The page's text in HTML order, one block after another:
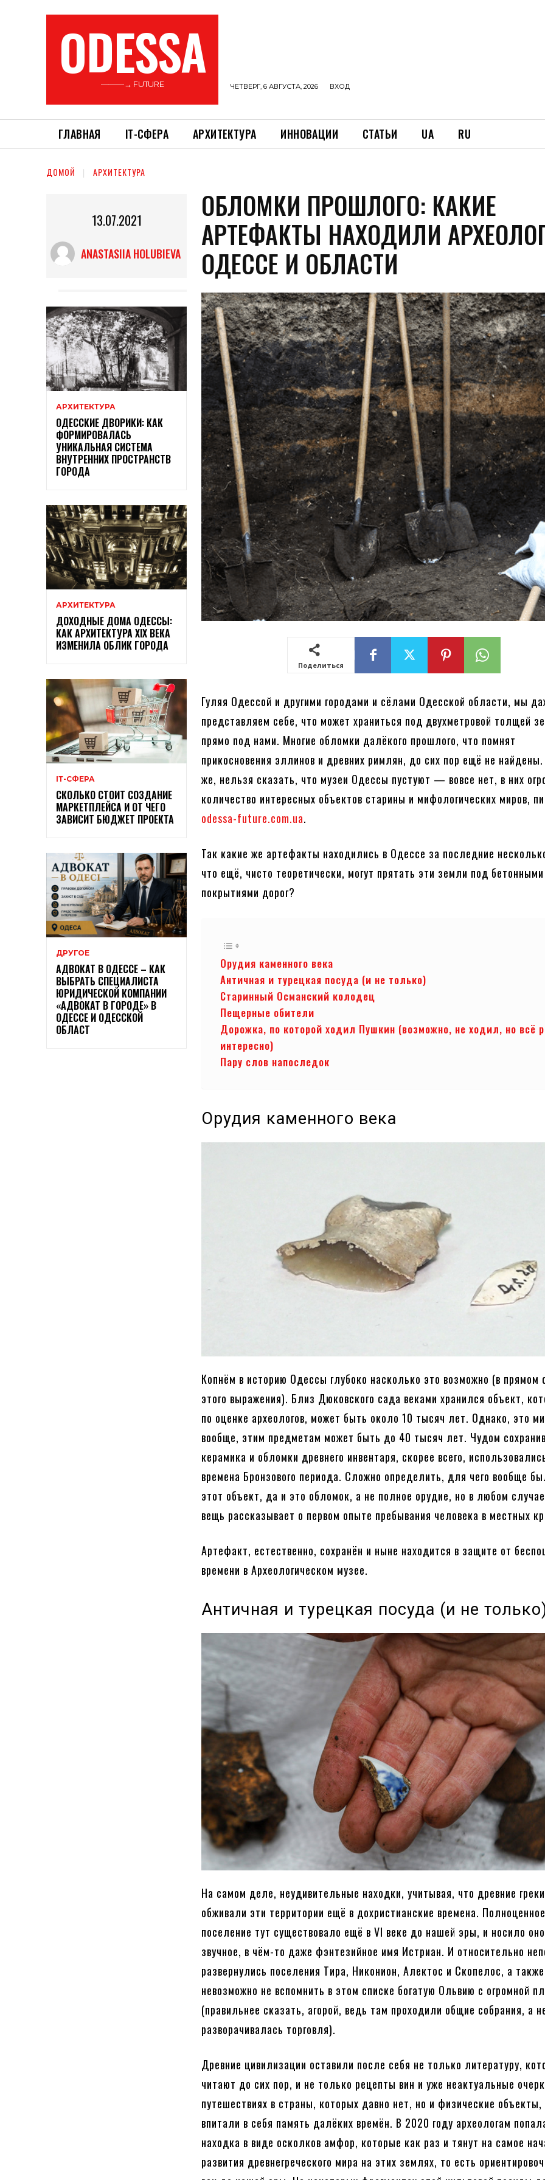
ODESSA
———→ FUTURE ЧЕТВЕРГ, 6 АВГУСТА, 2026 ВХОД
ГЛАВНАЯ ІТ-СФЕРА АРХИТЕКТУРА ИННОВАЦИИ СТАТЬИ UA RU
ДОМОЙ АРХИТЕКТУРА
13.07.2021
ANASTASIIA HOLUBIEVA
АРХИТЕКТУРА
ОДЕССКИЕ ДВОРИКИ: КАК
ФОРМИРОВАЛАСЬ
УНИКАЛЬНАЯ СИСТЕМА
ВНУТРЕННИХ ПРОСТРАНСТВ
ГОРОДА
АРХИТЕКТУРА
ДОХОДНЫЕ ДОМА ОДЕССЫ:
КАК АРХИТЕКТУРА XIX ВЕКА
ИЗМЕНИЛА ОБЛИК ГОРОДА
ІТ-СФЕРА
СКОЛЬКО СТОИТ СОЗДАНИЕ
МАРКЕТПЛЕЙСА И ОТ ЧЕГО
ЗАВИСИТ БЮДЖЕТ ПРОЕКТА
ДРУГОЕ
АДВОКАТ В ОДЕССЕ – КАК
ВЫБРАТЬ СПЕЦИАЛИСТА
ЮРИДИЧЕСКОЙ КОМПАНИИ
«АДВОКАТ В ГОРОДЕ» В
ОДЕССЕ И ОДЕССКОЙ
ОБЛАСТ
ОБЛОМКИ ПРОШЛОГО: КАКИЕ
АРТЕФАКТЫ НАХОДИЛИ
ОДЕССЕ И ОБЛАСТИ
Поделиться
Гуляя Одессой и другими городами и сёлами Одесской области, мы
представляем себе, что может храниться под двухметровой толщей
прямо под нами. Многие обломки далёкого прошлого, что помнят
прикосновения эллинов и древних римлян, до сих пор ещё не
же, нельзя сказать, что музеи Одессы пустуют — вовсе нет, в них
количество интересных объектов старины и мифологических миров,
odessa-future.com.ua.
Так какие же артефакты находились в Одессе за последние
что ещё, чисто теоретически, могут прятать эти земли под бетонными
покрытиями дорог?
Орудия каменного века
Античная и турецкая посуда (и не только)
Старинный Османский колодец
Пещерные обители
Дорожка, по которой ходил Пушкин (возможно, не ходил, но всё
интересно)
Пару слов напоследок
Орудия каменного века
Копнём в историю Одессы глубоко насколько это возможно (в прямом
этого выражения). Близ Дюковского сада веками хранился объект,
по оценке археологов, может быть около 10 тысяч лет. Однако, это
вообще, этим предметам может быть до 40 тысяч лет. Чудом
керамика и обломки древнего инвентаря, скорее всего,
времена Бронзового периода. Сложно определить, для чего вообще
этот объект, да и это обломок, а не полное орудие, но в любом
вещь рассказывает о первом опыте пребывания человека в местных
Артефакт, естественно, сохранён и ныне находится в защите от
времени в Археологическом музее.
Античная и турецкая посуда (и не
На самом деле, неудивительные находки, учитывая, что древние
обживали эти территории ещё в дохристианские времена. Полноценное
поселение тут существовало ещё в VI веке до нашей эры, и носило оно
звучное, в чём-то даже фэнтезийное имя Истриан. И относительно
развернулись поселения Тира, Никонион, Алектос и Скопелос, а также
невозможно не вспомнить в этом списке богатую Ольвию с огромной
(правильнее сказать, агорой, ведь там проходили общие собрания, а
разворачивалась торговля).
Древние цивилизации оставили после себя не только литературу,
читают до сих пор, и не только рецепты вин и уже неактуальные
путешествиях в страны, которых давно нет, но и физические
впитали в себя память далёких времён. В 2020 году археологам
находка в виде осколков амфор, которые как раз и тянут на самое
развития древнегреческого мира на этих землях, то есть